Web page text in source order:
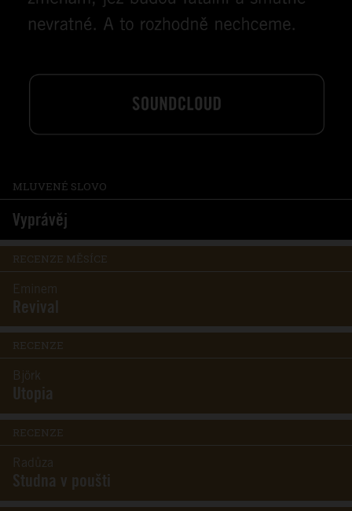
MLUVENÉ SLOVO
Vyprávěj
RECENZE MĚSÍCE
Eminem
Revival
RECENZE
Björk
Utopia
RECENZE
Radůza
Studna v poušti